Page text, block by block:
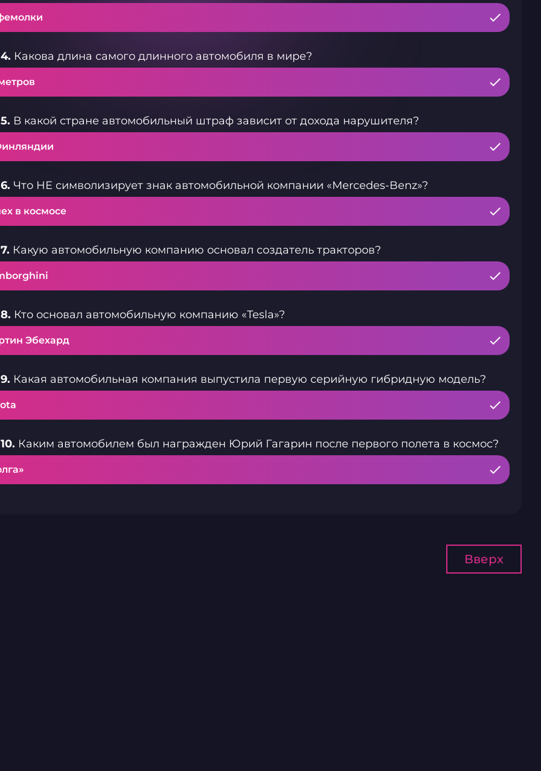
Какова длина самого длинного автомобиля в мире?
В какой стране автомобильный штраф зависит от дохода нарушителя?
Что НЕ символизирует знак автомобильной компании «Mercedes-Benz»?
в космосе
Какую автомобильную компанию основал создатель тракторов?
Кто основал автомобильную компанию «Tesla»?
Эбехард
Какая автомобильная компания выпустила первую серийную гибридную модель?
Каким автомобилем был награжден Юрий Гагарин после первого полета в космос?
Вверх